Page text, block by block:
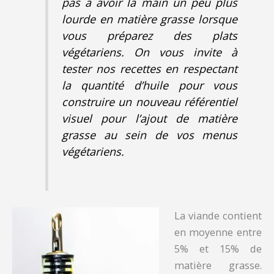
lourde en matière grasse lorsque
vous préparez des plats
végétariens. On vous invite à
tester nos recettes en respectant
la quantité d’huile pour vous
construire un nouveau référentiel
visuel pour l’ajout de matière
grasse au sein de vos menus
végétariens.
La viande contient
en moyenne entre
5% et 15% de
matière grasse.